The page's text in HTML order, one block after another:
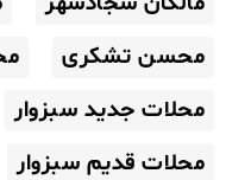
محسن تشکری
محلات جدید سبزوار
محلات قدیم سبزوار